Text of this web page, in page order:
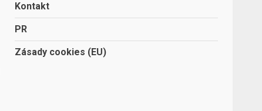
Kontakt
PR
Zásady cookies (EU)